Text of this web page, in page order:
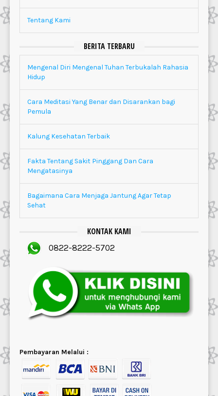
Tentang Kami
BERITA TERBARU
Mengenal Diri Mengenal Tuhan Terbukalah Rahasia
Hidup
Cara Meditasi Yang Benar dan Disarankan bagi
Pemula
Kalung Kesehatan Terbaik
Fakta Tentang Sakit Pinggang Dan Cara
Mengatasinya
Bagaimana Cara Menjaga Jantung Agar Tetap
Sehat
KONTAK KAMI
0822-8222-5702
Pembayaran Melalui :